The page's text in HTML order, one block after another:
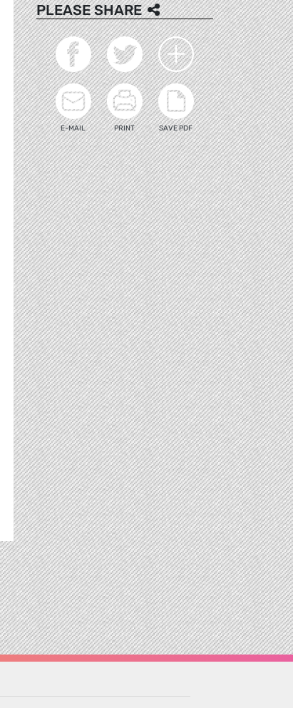
PLEASE SHARE
E-MAIL PRINT SAVE PDF